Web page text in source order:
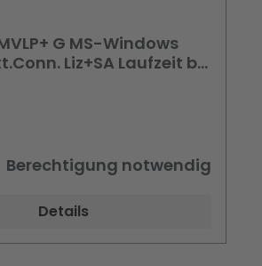
G MS-Windows
Liz+SA Laufzeit bis
Berechtigung notwendig
Details